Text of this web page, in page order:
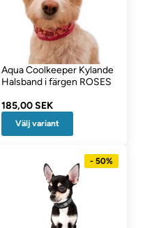
Aqua Coolkeeper Kylande
Halsband i färgen ROSES
185,00 SEK
Välj variant
- 50%